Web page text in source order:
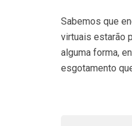
Sabemos que
virtuais estarão
alguma forma,
esgotamento